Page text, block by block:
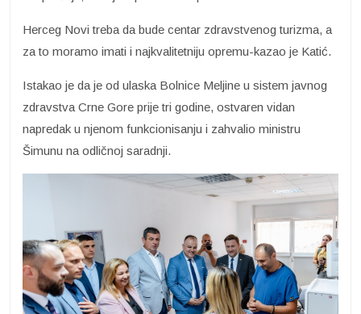
Herceg Novi treba da bude centar zdravstvenog turizma, a
za to moramo imati i najkvalitetniju opremu-kazao je Katić.
Istakao je da je od ulaska Bolnice Meljine u sistem javnog
zdravstva Crne Gore prije tri godine, ostvaren vidan
napredak u njenom funkcionisanju i zahvalio ministru
Šimunu na odličnoj saradnji.